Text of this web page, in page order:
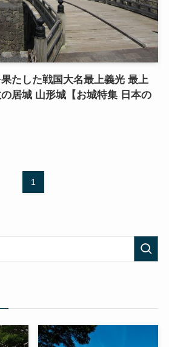
たした戦国大名最上義光 最上
居城 山形城【お城特集 日本の
1